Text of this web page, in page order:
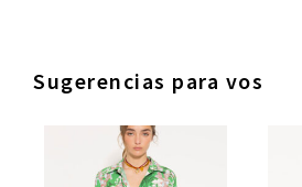
Sugerencias para vos